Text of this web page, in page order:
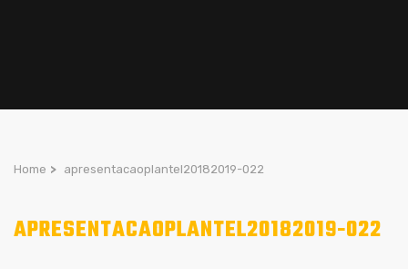
Home > apresentacaoplantel20182019-022
APRESENTACAOPLANTEL20182019-022